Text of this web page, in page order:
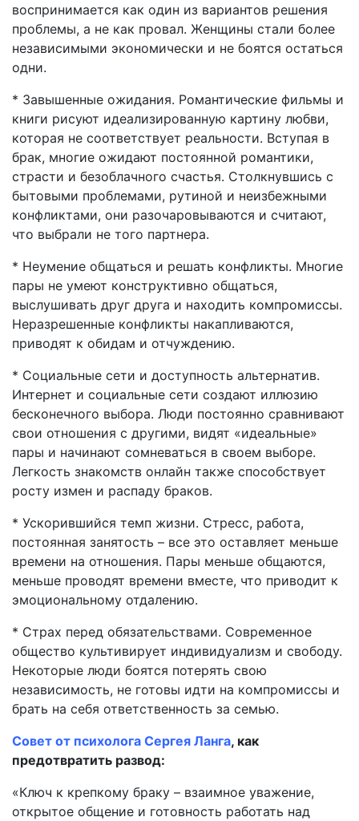
воспринимается как один из вариантов решения
проблемы, а не как провал. Женщины стали более
независимыми экономически и не боятся остаться
одни.
* Завышенные ожидания. Романтические фильмы и
книги рисуют идеализированную картину любви,
которая не соответствует реальности. Вступая в
брак, многие ожидают постоянной романтики,
страсти и безоблачного счастья. Столкнувшись с
бытовыми проблемами, рутиной и неизбежными
конфликтами, они разочаровываются и считают,
что выбрали не того партнера.
* Неумение общаться и решать конфликты. Многие
пары не умеют конструктивно общаться,
выслушивать друг друга и находить компромиссы.
Неразрешенные конфликты накапливаются,
приводят к обидам и отчуждению.
* Социальные сети и доступность альтернатив.
Интернет и социальные сети создают иллюзию
бесконечного выбора. Люди постоянно сравнивают
свои отношения с другими, видят «идеальные»
пары и начинают сомневаться в своем выборе.
Легкость знакомств онлайн также способствует
росту измен и распаду браков.
* Ускорившийся темп жизни. Стресс, работа,
постоянная занятость – все это оставляет меньше
времени на отношения. Пары меньше общаются,
меньше проводят времени вместе, что приводит к
эмоциональному отдалению.
* Страх перед обязательствами. Современное
общество культивирует индивидуализм и свободу.
Некоторые люди боятся потерять свою
независимость, не готовы идти на компромиссы и
брать на себя ответственность за семью.
Совет от психолога Сергея Ланга, как
предотвратить развод:
«Ключ к крепкому браку – взаимное уважение,
открытое общение и готовность работать над